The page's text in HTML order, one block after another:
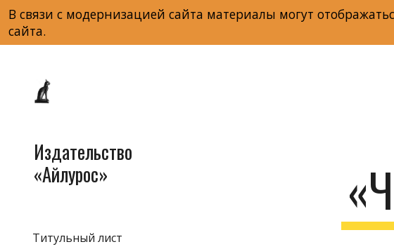
Skip to main
В связи с модернизацией сайта материалы могут
сайта.
Издательство
«Айлурос»
Титульный лист